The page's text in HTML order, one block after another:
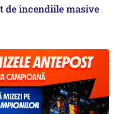
de incendiile masive